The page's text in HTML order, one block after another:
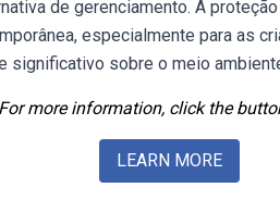
de gerenciamento. A
especialmente para as
significativo sobre o meio
For more information, click the
LEARN MORE